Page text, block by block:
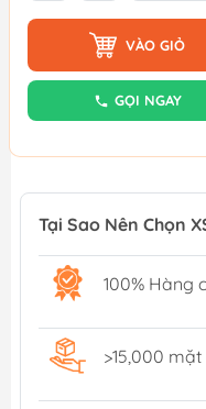
VÀO GIỎ
GỌI NGAY
Tại Sao Nên Chọn
100% Hàng
>15,000